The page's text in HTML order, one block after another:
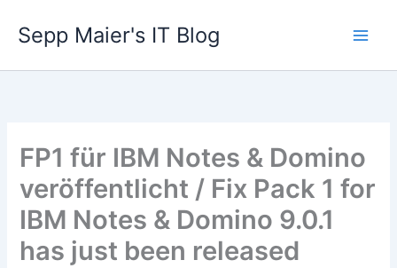
Inhalt
springen
Sepp Maier's IT Blog
FP1 für IBM Notes & Domino
veröffentlicht / Fix Pack 1 for
IBM Notes & Domino 9.0.1
has just been released